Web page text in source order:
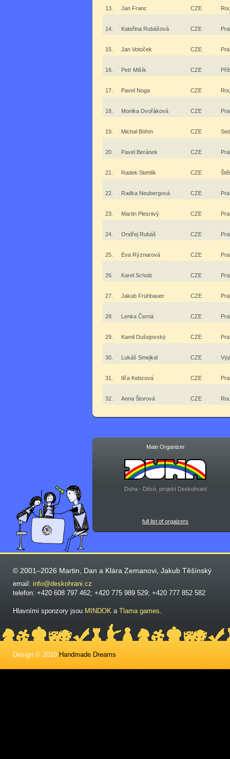
13. Jan Franc CZE
14. Kateřina Rubášová CZE
15. Jan Votoček CZE
16. Petr Mišík CZE
17. Pavel Noga CZE
18. Monika Dvořáková CZE
19. Michal Böhm CZE
20. Pavel Beránek CZE
21. Radek Stehlík CZE
22. Radka Neubergová CZE
23. Martin Plesnivý CZE
24. Ondřej Rubáš CZE
25. Eva Rýznarová CZE
26. Karel Scholz CZE
27. Jakub Frühbauer CZE
28. Lenka Černá CZE
29. Kamil Dušejovský CZE
30. Lukáš Smejkal CZE
31. Ilča Kebzová CZE
32. Anna Štorová CZE
Main Organizer
Duha - Děsír, projekt Deskohraní
full list of orgaizers
© 2001–2026 Martin, Dan a Klára Zemanovi, Jakub Těšínský
email: info@deskohrani.cz
telefon: +420 608 797 462; +420 775 989 529; +420 777 852 582
Hlavními sponzory jsou MINDOK a Tlama games.
Design © 2010 Handmade Dreams